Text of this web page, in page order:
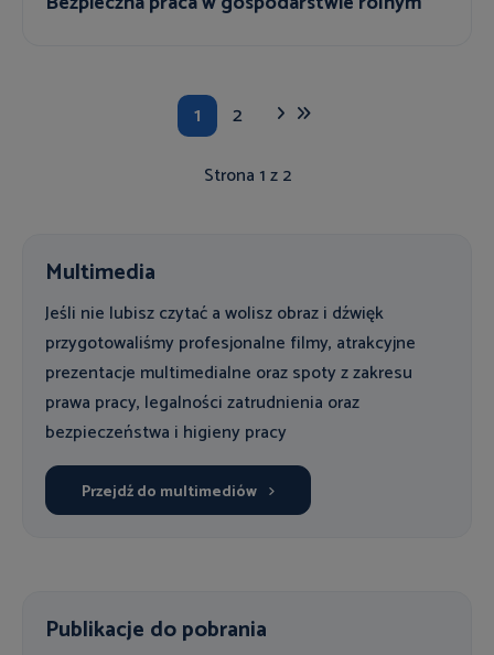
1 2
Strona 1 z 2
Multimedia
Jeśli nie lubisz czytać a wolisz obraz i dźwięk
przygotowaliśmy profesjonalne filmy, atrakcyjne
prezentacje multimedialne oraz spoty z zakresu
prawa pracy, legalności zatrudnienia oraz
bezpieczeństwa i higieny pracy
Przejdź do multimediów
Publikacje do pobrania